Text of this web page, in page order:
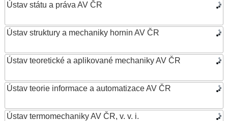
Ústav státu a práva AV ČR
Ústav struktury a mechaniky hornin AV ČR
Ústav teoretické a aplikované mechaniky AV ČR
Ústav teorie informace a automatizace AV ČR
Ústav termomechaniky AV ČR, v. v. i.